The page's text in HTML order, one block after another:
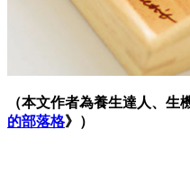
（本文作者為養生達人、
的部落格》）